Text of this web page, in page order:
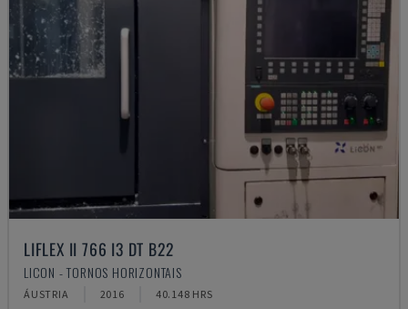
LIFLEX II 766 I3 DT B22
LICON - TORNOS HORIZONTAIS
ÁUSTRIA 2016 40.148 HRS